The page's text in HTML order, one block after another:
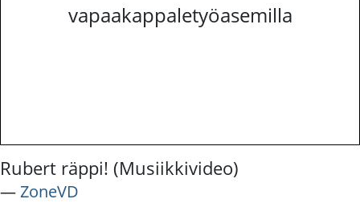
vapaakappaletyöasemilla
Rubert räppi! (Musiikkivideo)
―ZoneVD